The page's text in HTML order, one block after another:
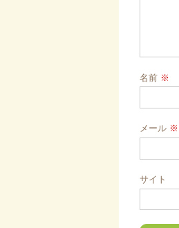
名前 ※
メール ※
サイト